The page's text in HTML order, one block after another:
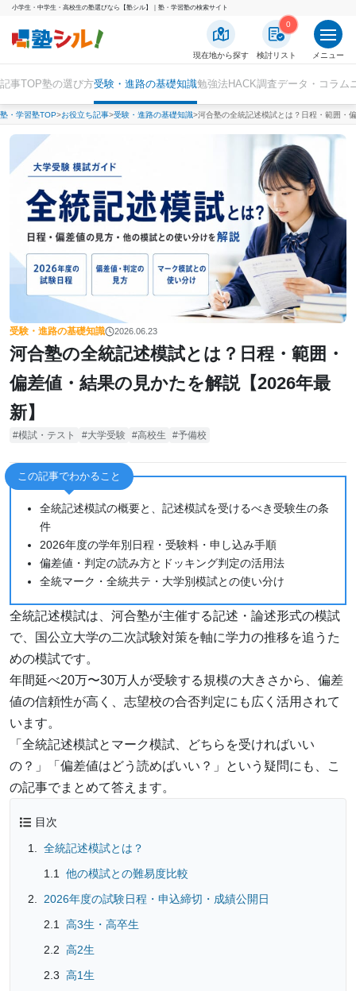
小学生・中学生・高校生の塾選びなら【塾シル】｜塾・学習塾の検索サイト
現在地から探す
0
検討リスト メニュー
記事TOP塾の選び方受験・進路の基礎知識勉強法HACK調査データ・コラム
塾・学習塾TOP お役立ち記事 受験・進路の基礎知識 河合塾の全統記述模試とは？日程・範囲・
受験・進路の基礎知識 2026.06.23
河合塾の全統記述模試とは？日程・範囲・
偏差値・結果の見かたを解説【2026年最
新】
模試・テスト 大学受験 高校生 予備校
この記事でわかること
全統記述模試の概要と、記述模試を受けるべき受験生の条
件
2026年度の学年別日程・受験料・申し込み手順
偏差値・判定の読み方とドッキング判定の活用法
全統マーク・全統共テ・大学別模試との使い分け
全統記述模試は、河合塾が主催する記述・論述形式の模試
で、国公立大学の二次試験対策を軸に学力の推移を追うた
めの模試です。
年間延べ20万〜30万人が受験する規模の大きさから、偏差
値の信頼性が高く、志望校の合否判定にも広く活用されて
います。
「全統記述模試とマーク模試、どちらを受ければいい
の？」「偏差値はどう読めばいい？」という疑問にも、こ
の記事でまとめて答えます。
目次
全統記述模試とは？
他の模試との難易度比較
2026年度の試験日程・申込締切・成績公開日
高3生・高卒生
高2生
高1生